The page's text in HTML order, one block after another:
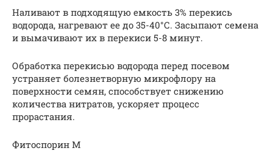
Наливают в подходящую емкость 3% перекись
водорода, нагревают ее до 35-40°С. Засыпают семена
и вымачивают их в перекиси 5-8 минут.
Обработка перекисью водорода перед посевом
устраняет болезнетворную микрофлору на
поверхности семян, способствует снижению
количества нитратов, ускоряет процесс
прорастания.
Фитоспорин М